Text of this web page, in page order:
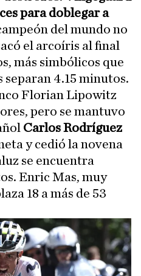
para doblegar a
del mundo no
el arcoíris al final
más simbólicos que
separan 4.15 minutos.
Florian Lipowitz
pero se mantuvo
Carlos Rodríguez
y cedió la novena
se encuentra
Enric Mas, muy
18 a más de 53